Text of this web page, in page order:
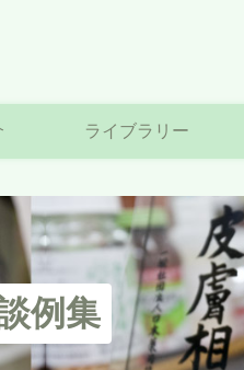
ライブラリー
例集